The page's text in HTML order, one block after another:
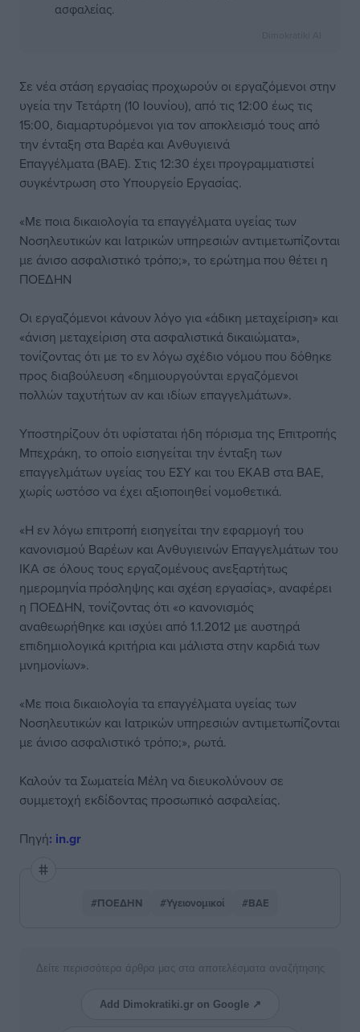
ασφαλείας.
Σε νέα στάση εργασίας προχωρούν οι εργαζόμενοι στην
υγεία την Τετάρτη (10 Ιουνίου), από τις 12:00 έως τις
15:00, διαμαρτυρόμενοι για τον αποκλεισμό τους από
την ένταξη στα Βαρέα και Ανθυγιεινά
Επαγγέλματα (ΒΑΕ). Στις 12:30 έχει προγραμματιστεί
συγκέντρωση στο Υπουργείο Εργασίας.
«Με ποια δικαιολογία τα επαγγέλματα υγείας των
Νοσηλευτικών και Ιατρικών υπηρεσιών αντιμετωπίζονται
με άνισο ασφαλιστικό τρόπο;», το ερώτημα που θέτει η
ΠΟΕΔΗΝ
Οι εργαζόμενοι κάνουν λόγο για «άδικη μεταχείριση» και
«άνιση μεταχείριση στα ασφαλιστικά δικαιώματα»,
τονίζοντας ότι με το εν λόγω σχέδιο νόμου που δόθηκε
προς διαβούλευση «δημιουργούνται εργαζόμενοι
πολλών ταχυτήτων αν και ιδίων επαγγελμάτων».
Υποστηρίζουν ότι υφίσταται ήδη πόρισμα της Επιτροπής
Μπεχράκη, το οποίο εισηγείται την ένταξη των
επαγγελμάτων υγείας του ΕΣΥ και του ΕΚΑΒ στα ΒΑΕ,
χωρίς ωστόσο να έχει αξιοποιηθεί νομοθετικά.
«Η εν λόγω επιτροπή εισηγείται την εφαρμογή του
κανονισμού Βαρέων και Ανθυγιεινών Επαγγελμάτων του
ΙΚΑ σε όλους τους εργαζομένους ανεξαρτήτως
ημερομηνία πρόσληψης και σχέση εργασίας», αναφέρει
η ΠΟΕΔΗΝ, τονίζοντας ότι «ο κανονισμός
αναθεωρήθηκε και ισχύει από 1.1.2012 με αυστηρά
επιδημιολογικά κριτήρια και μάλιστα στην καρδιά των
μνημονίων».
«Με ποια δικαιολογία τα επαγγέλματα υγείας των
Νοσηλευτικών και Ιατρικών υπηρεσιών αντιμετωπίζονται
με άνισο ασφαλιστικό τρόπο;», ρωτά.
Καλούν τα Σωματεία Μέλη να διευκολύνουν σε
συμμετοχή εκδίδοντας προσωπικό ασφαλείας.
Πηγή: in.gr
#ΠΟΕΔΗΝ #Υγειονομικοί #ΒΑΕ
Δείτε περισσότερα άρθρα μας στα αποτελέσματα αναζήτησης
Add Dimokratiki.gr on Google ↗